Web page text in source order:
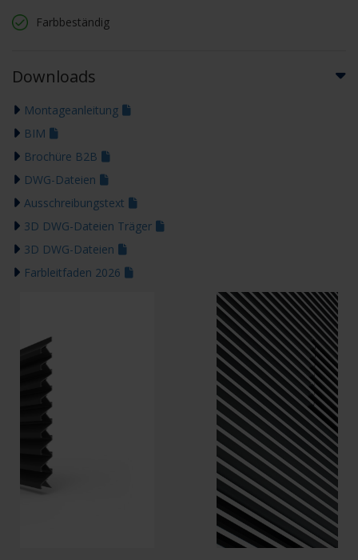
Farbbeständig
Downloads
Montageanleitung
BIM
Brochüre B2B
DWG-Dateien
Ausschreibungstext
3D DWG-Dateien Träger
3D DWG-Dateien
Farbleitfaden 2026